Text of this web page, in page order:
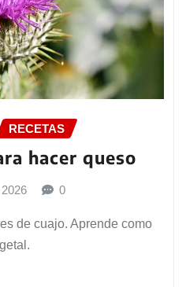
RECETAS
hacer queso
0
de cuajo. Aprende como